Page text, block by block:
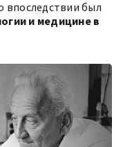
впоследствии был
и медицине в